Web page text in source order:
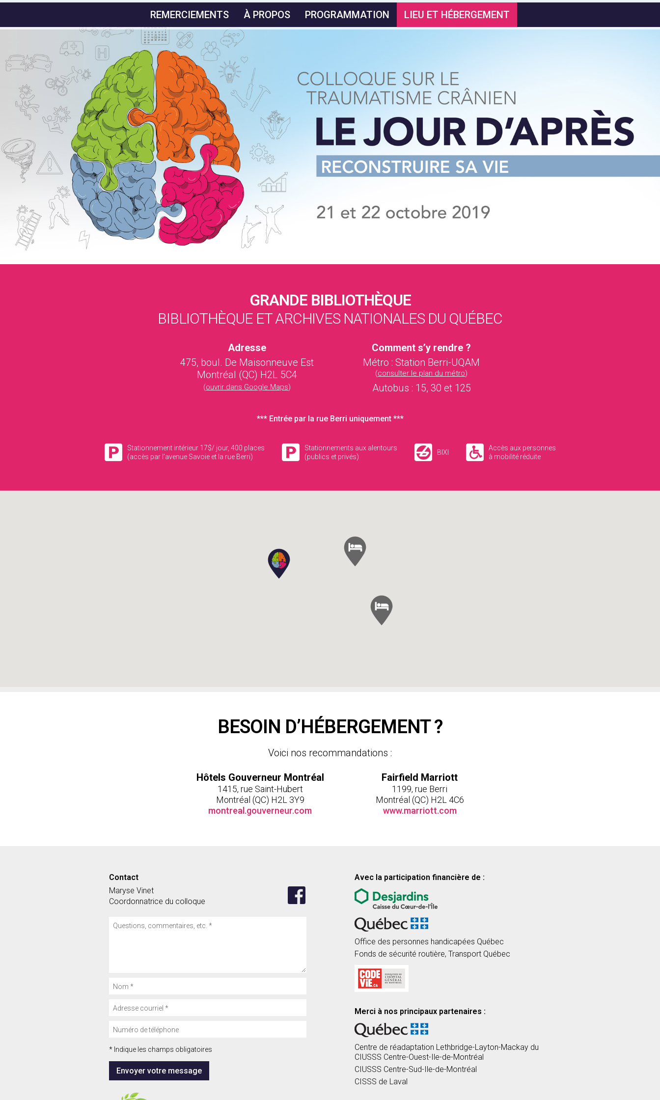
REMERCIEMENTS À PROPOS PROGRAMMATION LIEU ET HÉBERGEMENT
GRANDE BIBLIOTHÈQUE
BIBLIOTHÈQUE ET ARCHIVES NATIONALES DU QUÉBEC
Adresse
475, boul. De Maisonneuve Est
Montréal (QC) H2L 5C4
(ouvrir dans Google Maps)
Comment s’y rendre ?
Métro : Station Berri-UQAM
(consulter le plan du métro)
Autobus : 15, 30 et 125
*** Entrée par la rue Berri uniquement ***
Stationnement intérieur 17$/ jour, 400 places
(accès par l’avenue Savoie et la rue Berri)
Stationnements aux alentours
(publics et privés)
BIXI
Accès aux personnes
à mobilité réduite
BESOIN D’HÉBERGEMENT ?
Voici nos recommandations :
Hôtels Gouverneur Montréal
1415, rue Saint-Hubert
Montréal (QC) H2L 3Y9
montreal.gouverneur.com
Fairfield Marriott
1199, rue Berri
Montréal (QC) H2L 4C6
www.marriott.com
Contact
Maryse Vinet
Coordonnatrice du colloque
* Indique les champs obligatoires
Avec la participation financière de :
Office des personnes handicapées Québec
Fonds de sécurité routière, Transport Québec
Merci à nos principaux partenaires :
Centre de réadaptation Lethbridge-Layton-Mackay du
CIUSSS Centre-Ouest-Ile-de-Montréal
CIUSSS Centre-Sud-Ile-de-Montréal
CISSS de Laval